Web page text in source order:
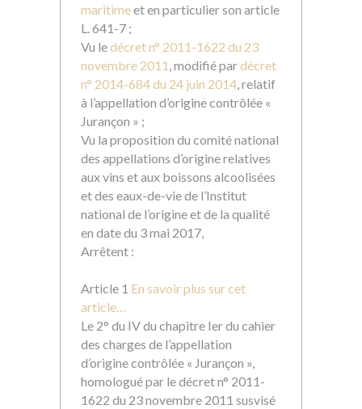
maritimeet en particulier son article
L. 641-7 ;
Vu ledécret n° 2011-1622 du 23
novembre 2011 , modifié pardécret
n° 2014-684 du 24 juin 2014, relatif
à l’appellation d’origine contrôlée «
Jurançon » ;
Vu la proposition du comité national
des appellations d’origine relatives
aux vins et aux boissons alcoolisées
et des eaux-de-vie de l’Institut
national de l’origine et de la qualité
en date du 3 mai 2017,
Arrêtent :
Article 1 En savoir plus sur cet
article…
Le 2° du IV du chapitre Ier du cahier
des charges de l’appellation
d’origine contrôlée « Jurançon »,
homologué par le décret n° 2011-
1622 du 23 novembre 2011 susvisé